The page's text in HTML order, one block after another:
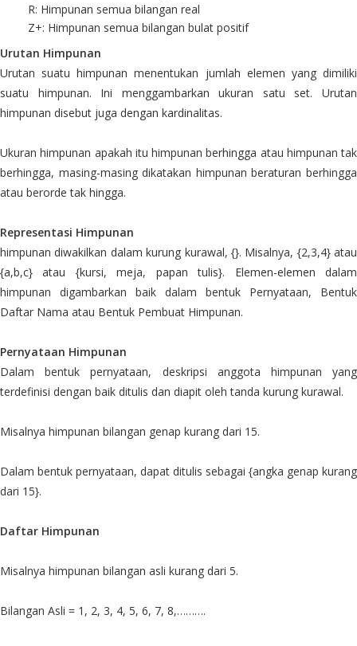
R: Himpunan semua bilangan real
Z+: Himpunan semua bilangan bulat positif
Urutan Himpunan
Urutan suatu himpunan menentukan jumlah elemen yang dimiliki
suatu himpunan. Ini menggambarkan ukuran satu set. Urutan
himpunan disebut juga dengan kardinalitas.
Ukuran himpunan apakah itu himpunan berhingga atau himpunan tak
berhingga, masing-masing dikatakan himpunan beraturan berhingga
atau berorde tak hingga.
Representasi Himpunan
himpunan diwakilkan dalam kurung kurawal, {}. Misalnya, {2,3,4} atau
{a,b,c} atau {kursi, meja, papan tulis}. Elemen-elemen dalam
himpunan digambarkan baik dalam bentuk Pernyataan, Bentuk
Daftar Nama atau Bentuk Pembuat Himpunan.
Pernyataan Himpunan
Dalam bentuk pernyataan, deskripsi anggota himpunan yang
terdefinisi dengan baik ditulis dan diapit oleh tanda kurung kurawal.
Misalnya himpunan bilangan genap kurang dari 15.
Dalam bentuk pernyataan, dapat ditulis sebagai {angka genap kurang
dari 15}.
Daftar Himpunan
Misalnya himpunan bilangan asli kurang dari 5.
Bilangan Asli = 1, 2, 3, 4, 5, 6, 7, 8,……….